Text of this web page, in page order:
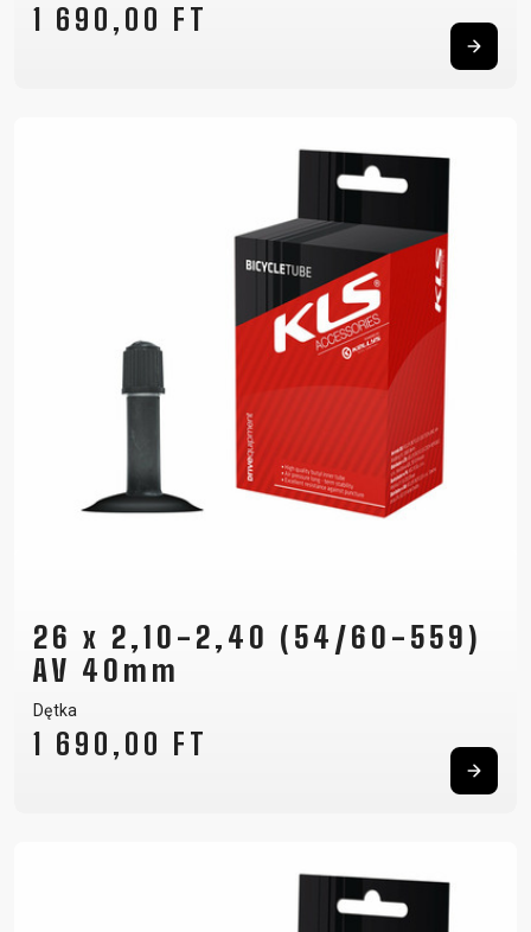
1 690,00 FT
26 x 2,10-2,40 (54/60-559)
AV 40mm
Dętka
1 690,00 FT